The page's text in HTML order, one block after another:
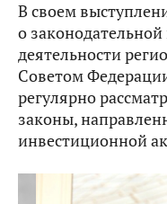
В своем
о
деятельности
Советом
регулярно
законы,
инвестиционной